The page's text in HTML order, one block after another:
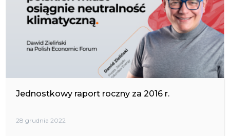
Jednostkowy raport roczny za 2016 r.
28 grudnia 2022